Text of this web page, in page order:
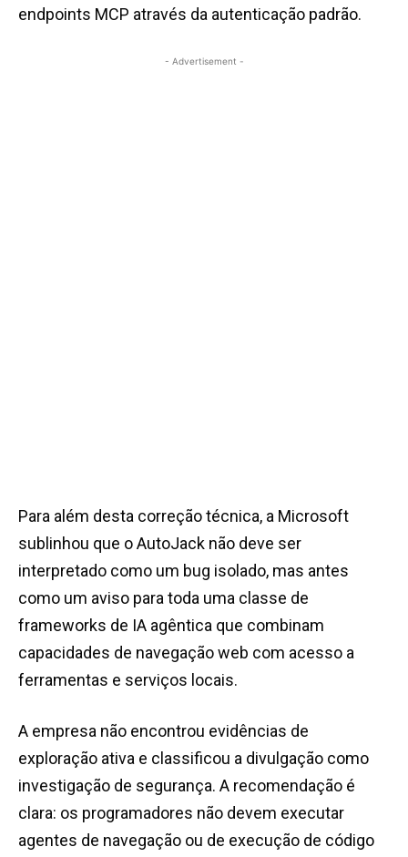
endpoints MCP através da autenticação padrão.
- Advertisement -
Para além desta correção técnica, a Microsoft
sublinhou que o AutoJack não deve ser
interpretado como um bug isolado, mas antes
como um aviso para toda uma classe de
frameworks de IA agêntica que combinam
capacidades de navegação web com acesso a
ferramentas e serviços locais.
A empresa não encontrou evidências de
exploração ativa e classificou a divulgação como
investigação de segurança. A recomendação é
clara: os programadores não devem executar
agentes de navegação ou de execução de código